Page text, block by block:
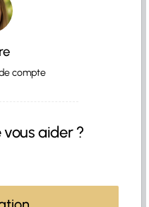
compte
vous aider ?